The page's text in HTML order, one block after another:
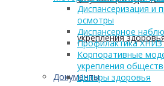
укрепления
Документы
Диспансеризация и
осмотры
Диспансерное
Профилактика
Корпоративные
укрепления
Центры здоровья